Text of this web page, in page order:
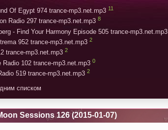
Of Egypt 974 trance-mp3.net.mp3 11
Radio 297 trance-mp3.net.mp3 8
- Find Your Harmony Episode 505 trance-mp3.net.mp3
952 trance-mp3.net.mp3 2
trance-mp3.net.mp3 2
102 trance-mp3.net.mp3 0
519 trance-mp3.net.mp3 2
списком
Sessions 126 (2015-01-07)